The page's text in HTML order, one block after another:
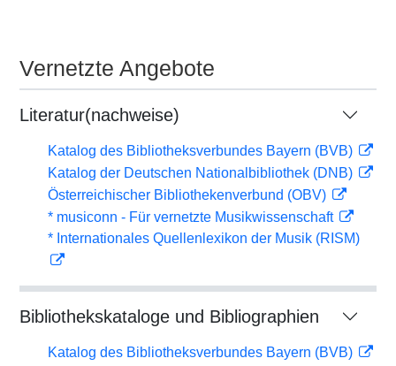
Vernetzte Angebote
Literatur(nachweise)
Katalog des Bibliotheksverbundes Bayern (BVB)
Katalog der Deutschen Nationalbibliothek (DNB)
Österreichischer Bibliothekenverbund (OBV)
* musiconn - Für vernetzte Musikwissenschaft
* Internationales Quellenlexikon der Musik (RISM)
Bibliothekskataloge und Bibliographien
Katalog des Bibliotheksverbundes Bayern (BVB)